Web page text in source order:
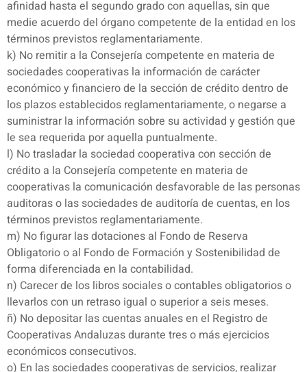
afinidad hasta el segundo grado con aquellas, sin que
medie acuerdo del órgano competente de la entidad en los
términos previstos reglamentariamente.
k) No remitir a la Consejería competente en materia de
sociedades cooperativas la información de carácter
económico y financiero de la sección de crédito dentro de
los plazos establecidos reglamentariamente, o negarse a
suministrar la información sobre su actividad y gestión que
le sea requerida por aquella puntualmente.
l) No trasladar la sociedad cooperativa con sección de
crédito a la Consejería competente en materia de
cooperativas la comunicación desfavorable de las personas
auditoras o las sociedades de auditoría de cuentas, en los
términos previstos reglamentariamente.
m) No figurar las dotaciones al Fondo de Reserva
Obligatorio o al Fondo de Formación y Sostenibilidad de
forma diferenciada en la contabilidad.
n) Carecer de los libros sociales o contables obligatorios o
llevarlos con un retraso igual o superior a seis meses.
ñ) No depositar las cuentas anuales en el Registro de
Cooperativas Andaluzas durante tres o más ejercicios
económicos consecutivos.
o) En las sociedades cooperativas de servicios, realizar